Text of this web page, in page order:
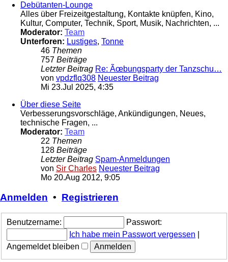
Debütanten-Lounge
Alles über Freizeitgestaltung, Kontakte knüpfen, Kino,
Kultur, Computer, Technik, Sport, Musik, Nachrichten, ...
Moderator: Team
Unterforen: Lustiges, Tonne
46 Themen
757 Beiträge
Letzter Beitrag Re: Ãœbungsparty der Tanzschu…
von vpdzflq308 Neuester Beitrag
Mi 23.Jul 2025, 4:35
Über diese Seite
Verbesserungsvorschläge, Ankündigungen, Neues,
technische Fragen, ...
Moderator: Team
22 Themen
128 Beiträge
Letzter Beitrag Spam-Anmeldungen
von Sir Charles Neuester Beitrag
Mo 20.Aug 2012, 9:05
Anmelden • Registrieren
Benutzername:
Passwort:
Ich habe mein Passwort vergessen
Angemeldet bleiben